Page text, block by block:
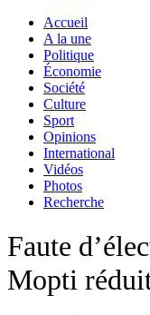
Accueil
A la une
Politique
Économie
Société
Culture
Sport
Opinions
International
Vidéos
Photos
Recherche
Faute
Mopti